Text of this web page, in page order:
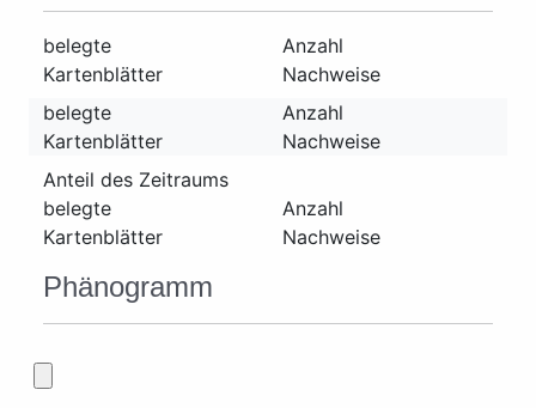
belegte
Kartenblätter
Anzahl
Nachweise
belegte
Kartenblätter
Anzahl
Nachweise
Anteil des Zeitraums
belegte
Kartenblätter
Anzahl
Nachweise
Phänogramm